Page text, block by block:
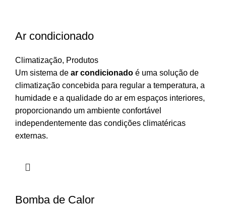
Ar condicionado
Climatização, Produtos
Um sistema de ar condicionado é uma solução de
climatização concebida para regular a temperatura, a
humidade e a qualidade do ar em espaços interiores,
proporcionando um ambiente confortável
independentemente das condições climatéricas
externas.
Bomba de Calor